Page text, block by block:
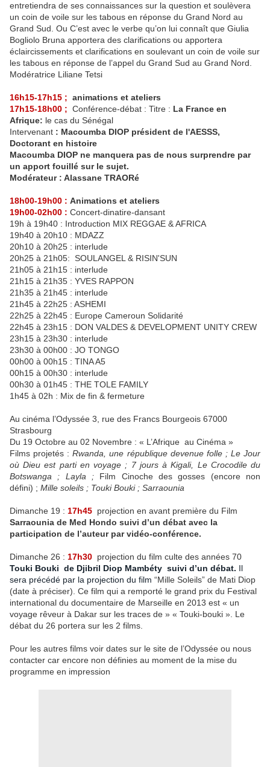
entretiendra de ses connaissances sur la question et soulèvera
un coin de voile sur les tabous en réponse du Grand Nord au
Grand Sud. Ou C’est avec le verbe qu’on lui connaît que Giulia
Bogliolo Bruna apportera des clarifications ou apportera
éclaircissements et clarifications en soulevant un coin de voile sur
les tabous en réponse de l’appel du Grand Sud au Grand Nord.
Modératrice Liliane Tetsi
16h15-17h15 ; animations et ateliers
17h15-18h00 ; Conférence-débat : Titre : La France en
Afrique: le cas du Sénégal
Intervenant : Macoumba DIOP président de l'AESSS,
Doctorant en histoire
Macoumba DIOP ne manquera pas de nous surprendre par
un apport fouillé sur le sujet.
Modérateur : Alassane TRAORé
18h00-19h00 : Animations et ateliers
19h00-02h00 : Concert-dinatire-dansant
19h à 19h40 : Introduction MIX REGGAE & AFRICA
19h40 à 20h10 : MDAZZ
20h10 à 20h25 : interlude
20h25 à 21h05: SOULANGEL & RISIN'SUN
21h05 à 21h15 : interlude
21h15 à 21h35 : YVES RAPPON
21h35 à 21h45 : interlude
21h45 à 22h25 : ASHEMI
22h25 à 22h45 : Europe Cameroun Solidarité
22h45 à 23h15 : DON VALDES & DEVELOPMENT UNITY CREW
23h15 à 23h30 : interlude
23h30 à 00h00 : JO TONGO
00h00 à 00h15 : TINA A5
00h15 à 00h30 : interlude
00h30 à 01h45 : THE TOLE FAMILY
1h45 à 02h : Mix de fin & fermeture
Au cinéma l’Odyssée 3, rue des Francs Bourgeois 67000
Strasbourg
Du 19 Octobre au 02 Novembre : « L’Afrique au Cinéma »
Films projetés : Rwanda, une république devenue folle ; Le Jour
où Dieu est parti en voyage ; 7 jours à Kigali, Le Crocodile du
Botswanga ; Layla ;
Film Cinoche des gosses (encore non
défini) ; Mille soleils ; Touki Bouki ; Sarraounia
Dimanche 19 : 17h45 projection en avant première du Film
Sarraounia de Med Hondo suivi d’un débat avec la
participation de l’auteur par vidéo-conférence.
Dimanche 26 : 17h30 projection du film culte des années 70
Touki Bouki de Djibril Diop Mambéty suivi d’un débat. Il
sera précédé par la projection du film “Mille Soleils” de Mati Diop
(date à préciser). Ce film qui a remporté le grand prix du Festival
international du documentaire de Marseille en 2013 est « un
voyage rêveur à Dakar sur les traces de » « Touki-bouki ». Le
débat du 26 portera sur les 2 films.
Pour les autres films voir dates sur le site de l’Odyssée ou nous
contacter car encore non définies au moment de la mise du
programme en impression